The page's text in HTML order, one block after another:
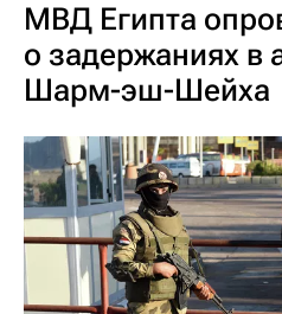
МВД Египта
о задержаниях в
Шарм-эш-Шейха